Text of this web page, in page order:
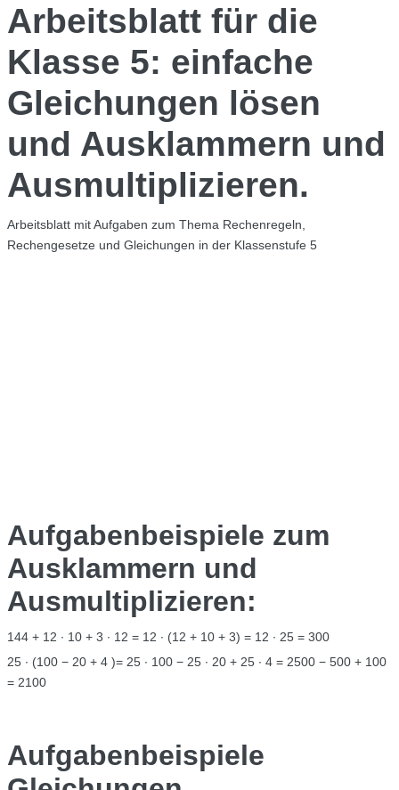
Arbeitsblatt für die
Klasse 5: einfache
Gleichungen lösen
und Ausklammern und
Ausmultiplizieren.
Arbeitsblatt mit Aufgaben zum Thema Rechenregeln,
Rechengesetze und Gleichungen in der Klassenstufe 5
Aufgabenbeispiele zum
Ausklammern und
Ausmultiplizieren:
144 + 12 ∙ 10 + 3 ∙ 12 = 12 ∙ (12 + 10 + 3) = 12 ∙ 25 = 300
25 ∙ (100 − 20 + 4 )= 25 ∙ 100 − 25 ∙ 20 + 25 ∙ 4 = 2500 − 500 + 100
= 2100
Aufgabenbeispiele